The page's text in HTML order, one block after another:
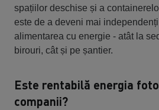
spațiilor deschise și a
este de a deveni mai
alimentarea cu energie - atât la
birouri, cât și pe șantier.
Este rentabilă energia
companii?